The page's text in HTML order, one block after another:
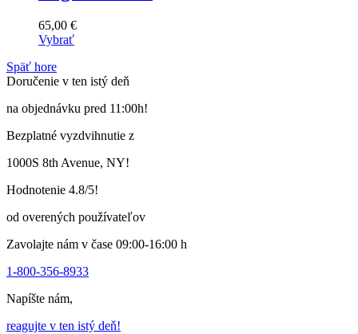
65,00 €
Vybrať
výrobok
má
variantov.
si
vybrať
stránke
produktu
Späť hore
Doručenie v ten istý deň
na objednávku pred 11:00h!
Bezplatné vyzdvihnutie z
1000S 8th Avenue, NY!
Hodnotenie 4.8/5!
od overených používateľov
Zavolajte nám v čase 09:00-16:00 h
1-800-356-8933
Napíšte nám,
reagujte v ten istý deň!